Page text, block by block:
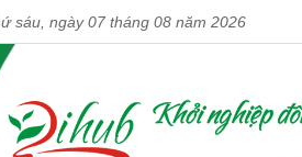
sáu, ngày 07 tháng 08 năm 2026